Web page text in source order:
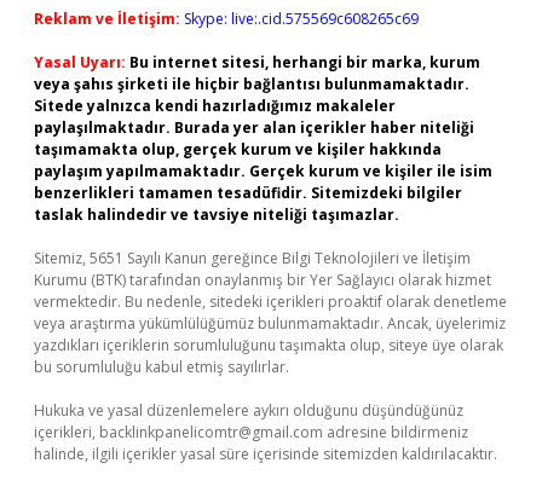
Reklam ve İletişim: Skype: live:.cid.575569c608265c69
Yasal Uyarı: Bu internet sitesi, herhangi bir marka, kurum
veya şahıs şirketi ile hiçbir bağlantısı bulunmamaktadır.
Sitede yalnızca kendi hazırladığımız makaleler
paylaşılmaktadır. Burada yer alan içerikler haber niteliği
taşımamakta olup, gerçek kurum ve kişiler hakkında
paylaşım yapılmamaktadır. Gerçek kurum ve kişiler ile isim
benzerlikleri tamamen tesadüfidir. Sitemizdeki bilgiler
taslak halindedir ve tavsiye niteliği taşımazlar.
Sitemiz, 5651 Sayılı Kanun gereğince Bilgi Teknolojileri ve İletişim
Kurumu (BTK) tarafından onaylanmış bir Yer Sağlayıcı olarak hizmet
vermektedir. Bu nedenle, sitedeki içerikleri proaktif olarak denetleme
veya araştırma yükümlülüğümüz bulunmamaktadır. Ancak, üyelerimiz
yazdıkları içeriklerin sorumluluğunu taşımakta olup, siteye üye olarak
bu sorumluluğu kabul etmiş sayılırlar.
Hukuka ve yasal düzenlemelere aykırı olduğunu düşündüğünüz
içerikleri, backlinkpanelicomtr@gmail.com adresine bildirmeniz
halinde, ilgili içerikler yasal süre içerisinde sitemizden kaldırılacaktır.